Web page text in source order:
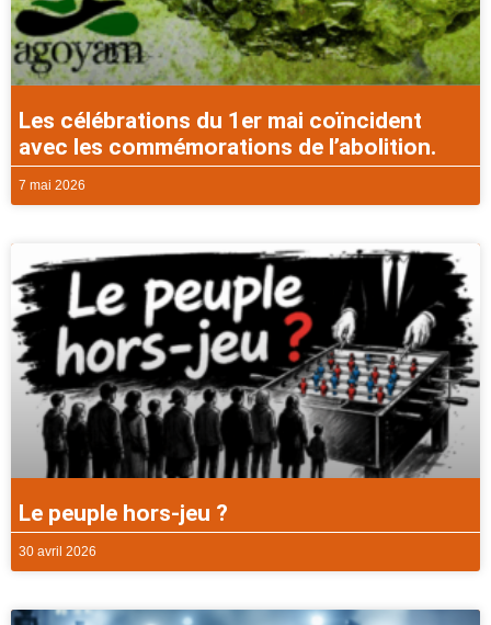
Les célébrations du 1er mai coïncident
avec les commémorations de l’abolition.
7 mai 2026
Le peuple hors-jeu ?
30 avril 2026